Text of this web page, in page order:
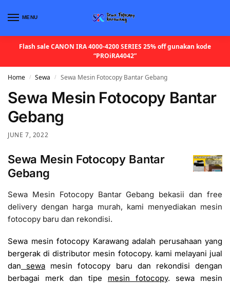
MENU
Flash sale CANON IRA 4000-4200 SERIES 25% off gunakan kode
“PROiRA4042”
Home / Sewa / Sewa Mesin Fotocopy Bantar Gebang
Sewa Mesin Fotocopy Bantar
Gebang
JUNE 7, 2022
Sewa Mesin Fotocopy Bantar
Gebang
Sewa Mesin Fotocopy Bantar Gebang bekasii dan free
delivery dengan harga murah, kami menyediakan mesin
fotocopy baru dan rekondisi.
Sewa mesin fotocopy Karawang adalah perusahaan yang
bergerak di distributor mesin fotocopy. kami melayani jual
dan sewa mesin fotocopy baru dan rekondisi dengan
berbagai merk dan tipe mesin fotocopy. sewa mesin